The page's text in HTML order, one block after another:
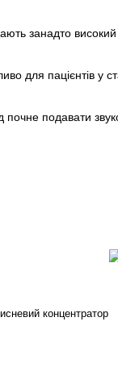
занадто високий
для пацієнтів у
подавати